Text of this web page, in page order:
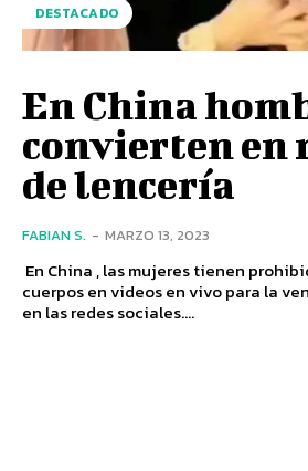
DESTACADO
En China
convierten en
de lencería
FABIAN S. - MARZO 13, 2023
En China , las mujeres tienen
cuerpos en videos en vivo para la
en las redes sociales....